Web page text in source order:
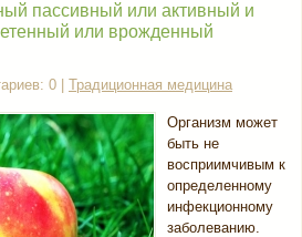
пассивный или активный и
или врожденный
0 | Традиционная медицина
Организм может
быть не
восприимчивым к
определенному
инфекционному
заболеванию.